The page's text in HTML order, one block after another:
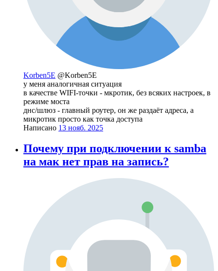
Korben5E @Korben5E
у меня аналогичная ситуация
в качестве WIFI-точки - мкротик, без всяких настроек, в
режиме моста
днс/шлюз - главный роутер, он же раздаёт адреса, а
микротик просто как точка доступа
Написано 13 нояб. 2025
Почему при подключении к samba
на мак нет прав на запись?